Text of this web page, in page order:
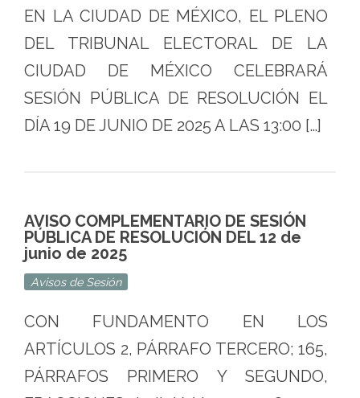
EN LA CIUDAD DE MÉXICO, EL PLENO
DEL TRIBUNAL ELECTORAL DE LA
CIUDAD DE MÉXICO CELEBRARÁ
SESIÓN PÚBLICA DE RESOLUCIÓN EL
DÍA 19 DE JUNIO DE 2025 A LAS 13:00 […]
AVISO COMPLEMENTARIO DE SESIÓN
PÚBLICA DE RESOLUCIÓN DEL 12 de
junio de 2025
Avisos de Sesión
CON FUNDAMENTO EN LOS
ARTÍCULOS 2, PÁRRAFO TERCERO; 165,
PÁRRAFOS PRIMERO Y SEGUNDO,